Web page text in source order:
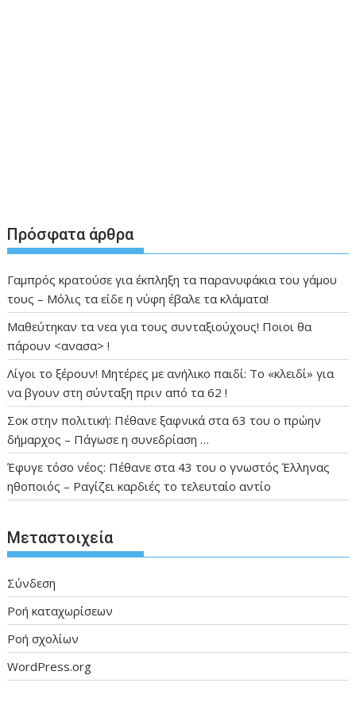
Πρόσφατα άρθρα
Γαμπρός κρατούσε για έκπληξη τα παρανυφάκια του γάμου
τους – Μόλις τα είδε η νύφη έβαλε τα κλάματα!
Μαθεύτηκαν τα νεα για τους συνταξιούχους! Ποιοι θα
πάρουν <ανασα> !
Λίγοι το ξέρουν! Μητέρες με ανήλικο παιδί: Το «κλειδί» για
να βγουν στη σύνταξη πριν από τα 62 !
Σοκ στην πολιτική: Πέθανε ξαφνικά στα 63 του ο πρώην
δήμαρχος – Πάγωσε η συνεδρίαση …
Έφυγε τόσο νέος: Πέθανε στα 43 του ο γνωστός Έλληνας
ηθοποιός – Ραγίζει καρδιές το τελευταίο αντίο
Μεταστοιχεία
Σύνδεση
Ροή καταχωρίσεων
Ροή σχολίων
WordPress.org